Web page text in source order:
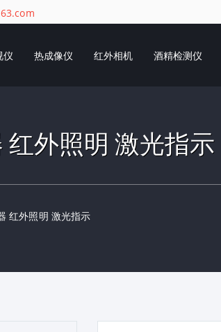
仪 热成像仪 红外相机 酒精检测仪
红外照明 激光指示
红外照明 激光指示